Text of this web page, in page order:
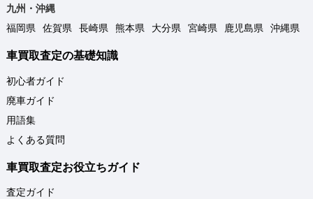
九州・沖縄
福岡県
佐賀県 長崎県 熊本県 大分県 宮崎県 鹿児島県 沖縄県
車買取査定の基礎知識
初心者ガイド
廃車ガイド
用語集
よくある質問
車買取査定お役立ちガイド
査定ガイド